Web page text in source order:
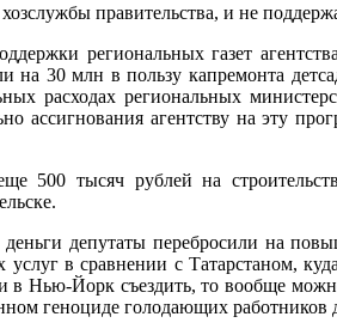
правительства, и не
региональных газет
30 млн в пользу капремонта
расходах региональных
агентству на эту
тысяч рублей на
депутаты перебросили на
в сравнении с Татарстаном,
в Нью-Йорк съездить, то вообще
геноциде голодающих работников